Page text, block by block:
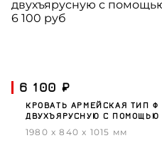
6 100 ₽
КРОВАТЬ АРМЕЙСКАЯ ТИП Ф
ДВУХЪЯРУСНУЮ С ПОМОЩЬЮ
1980 x 840 x 1015 мм